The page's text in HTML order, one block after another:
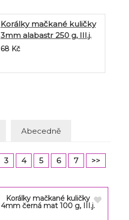
Korálky mačkané kuličky
3mm alabastr 250 g, III.j.
68 Kč
Abecedně
3 4 5 6 7 >>
Korálky mačkané kuličky
4mm černá mat 100 g, III.j.